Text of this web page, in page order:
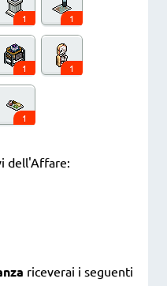
1 1
1 1
1
dell'Affare:
riceverai i seguenti